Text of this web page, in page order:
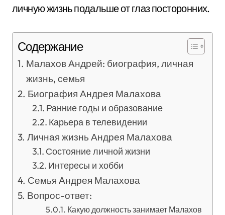
личную жизнь подальше от глаз посторонних.
Содержание
Малахов Андрей: биография, личная
жизнь, семья
Биография Андрея Малахова
Ранние годы и образование
Карьера в телевидении
Личная жизнь Андрея Малахова
Состояние личной жизни
Интересы и хобби
Семья Андрея Малахова
Вопрос-ответ:
Какую должность занимает Малахов